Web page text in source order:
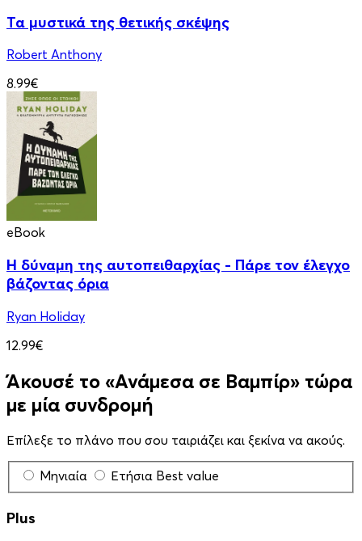
Τα μυστικά της θετικής σκέψης
Robert Anthony
8.99€
eBook
Η δύναμη της αυτοπειθαρχίας - Πάρε τον έλεγχο
βάζοντας όρια
Ryan Holiday
12.99€
Άκουσέ το «Ανάμεσα σε Βαμπίρ» τώρα
με μία συνδρομή
Επίλεξε το πλάνο που σου ταιριάζει και ξεκίνα να ακούς.
Μηνιαία Ετήσια Best value
Plus